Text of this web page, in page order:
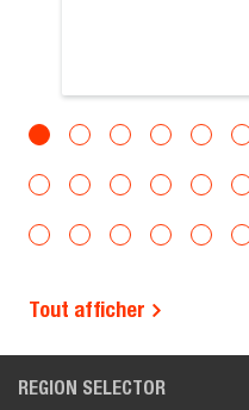
Tout afficher
REGION SELECTOR